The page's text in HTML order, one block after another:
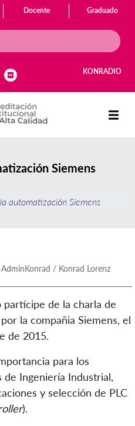
Docente Graduado
KONRADIO
Siemens
automatización Siemens
/ Konrad Lorenz
partícipe de la charla de
la compañia Siemens, el
de 2015.
para los
Ingeniería Industrial,
y selección de PLC
).